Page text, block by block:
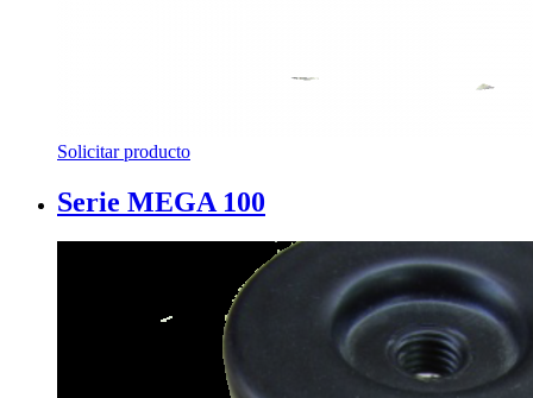
Solicitar producto
Serie MEGA 100